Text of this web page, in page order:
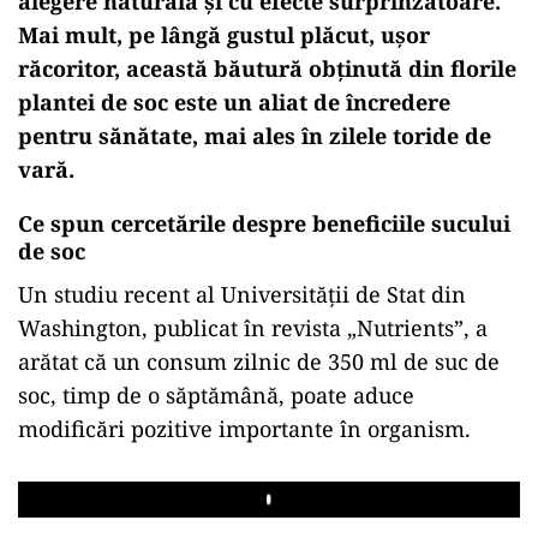
Mai mult, pe lângă gustul plăcut, ușor
răcoritor, această băutură obținută din florile
plantei de soc este un aliat de încredere
pentru sănătate, mai ales în zilele toride de
vară.
Ce spun cercetările despre beneficiile sucului
de soc
Un studiu recent al Universității de Stat din
Washington, publicat în revista „Nutrients”, a
arătat că un consum zilnic de 350 ml de suc de
soc, timp de o săptămână, poate aduce
modificări pozitive importante în organism.
Play